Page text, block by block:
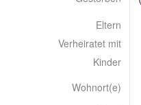
Eltern
Verheiratet mit
Kinder
Wohnort(e)